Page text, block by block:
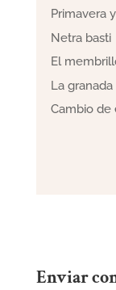
Primavera
Netra basti
El
La granada
Cambio de
Enviar